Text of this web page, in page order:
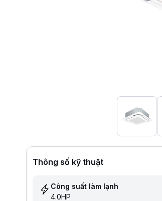
Thông số kỹ thuật
Công suất làm lạnh
4.0HP